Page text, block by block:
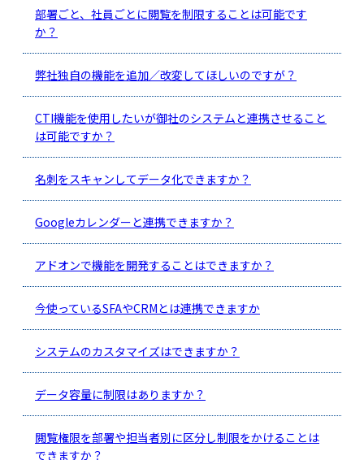
部署ごと、社員ごとに閲覧を制限することは可能です
か？
弊社独自の機能を追加／改変してほしいのですが？
CTI機能を使用したいが御社のシステムと連携させること
は可能ですか？
名刺をスキャンしてデータ化できますか？
Googleカレンダーと連携できますか？
アドオンで機能を開発することはできますか？
今使っているSFAやCRMとは連携できますか
システムのカスタマイズはできますか？
データ容量に制限はありますか？
閲覧権限を部署や担当者別に区分し制限をかけることは
できますか？